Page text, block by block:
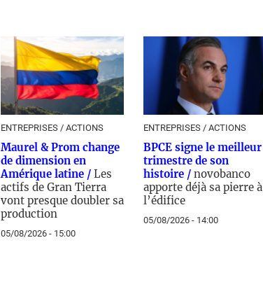
ENTREPRISES / ACTIONS
Maurel & Prom change
de dimension en
Amérique latine / Les
actifs de Gran Tierra
vont presque doubler sa
production
05/08/2026 - 15:00
ENTREPRISES / ACTIONS
BPCE signe le meilleur
trimestre de son
histoire / novobanco
apporte déjà sa pierre à
l’édifice
05/08/2026 - 14:00